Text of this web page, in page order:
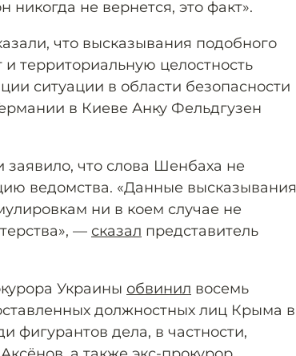
никогда не вернется, это факт».
что высказывания подобного
территориальную целостность
ситуации в области безопасности
в Киеве Анку Фельдгузен
что слова Шенбаха не
ведомства. «Данные высказывания
ни в коем случае не
— сказал представитель
Украины обвинил восемь
должностных лиц Крыма в
фигурантов дела, в частности,